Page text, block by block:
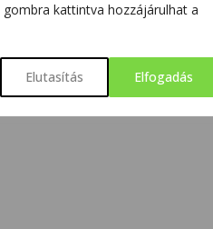
kattintva hozzájárulhat a
Elutasítás Elfogadás